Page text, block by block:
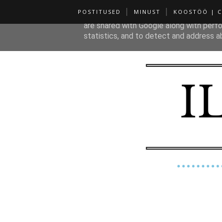
POSTITUSED MINUST KOOSTÖÖ |
This site uses cookies from Google to
are shared with Google along with
statistics, and to detect and address